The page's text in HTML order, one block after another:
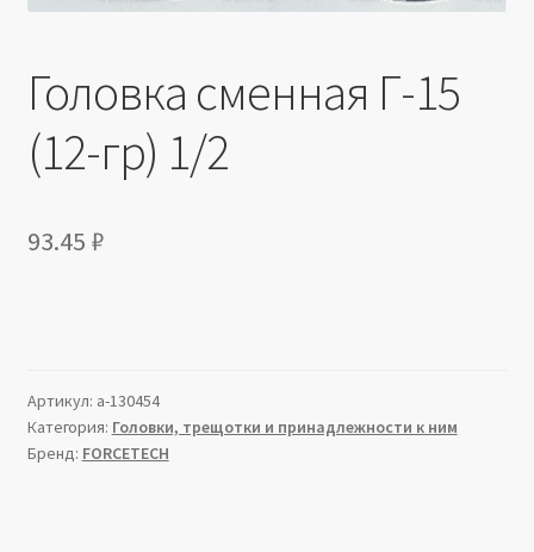
Головка сменная Г-15
(12-гр) 1/2
93.45 ₽
Артикул: a-130454
Категория: Головки, трещотки и принадлежности к ним
Бренд: FORCETECH